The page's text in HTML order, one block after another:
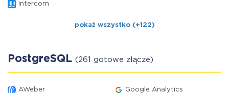
Intercom
pokaż wszystko (+122)
PostgreSQL (261 gotowe złącze)
AWeber Google Analytics